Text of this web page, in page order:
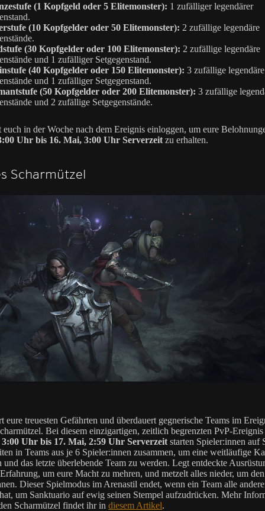
(1 Kopfgeld oder 5 Elitemonster): 1 zufälliger legendärer
(10 Kopfgelder oder 50 Elitemonster): 2 zufällige legendäre
(30 Kopfgelder oder 100 Elitemonster): 2 zufällige legendäre
und 1 zufälliger Setgegenstand.
(40 Kopfgelder oder 150 Elitemonster): 3 zufällige legendäre
und 1 zufälliger Setgegenstand.
(50 Kopfgelder oder 200 Elitemonster): 3 zufällige
und 2 zufällige Setgegenstände.
euch in der Woche nach dem Ereignis einloggen, um eure
Uhr bis 16. Mai, 3:00 Uhr Serverzeit zu erhalten.
Scharmützel
eure treuesten Gefährten und überdauert gegnerische Teams im
Bei diesem einzigartigen, zeitlich begrenzten PvP-
Uhr bis 17. Mai, 2:59 Uhr Serverzeit starten Spieler:innen auf
in Teams aus je 6 Spieler:innen zusammen, um eine weitläufige
und das letzte überlebende Team zu werden. Legt entdeckte
um eure Macht zu mehren, und metzelt alles nieder, um
Dieser Spielmodus im Arenastil endet, wenn ein Team alle
um Sanktuario auf ewig seinen Stempel aufzudrücken. Mehr
Scharmützel findet ihr in diesem Artikel.